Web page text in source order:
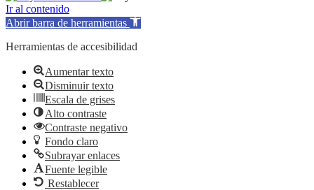
Ir al contenido
Abrir barra de herramientas
Herramientas de accesibilidad
Aumentar texto
Disminuir texto
Escala de grises
Alto contraste
Contraste negativo
Fondo claro
Subrayar enlaces
Fuente legible
Restablecer